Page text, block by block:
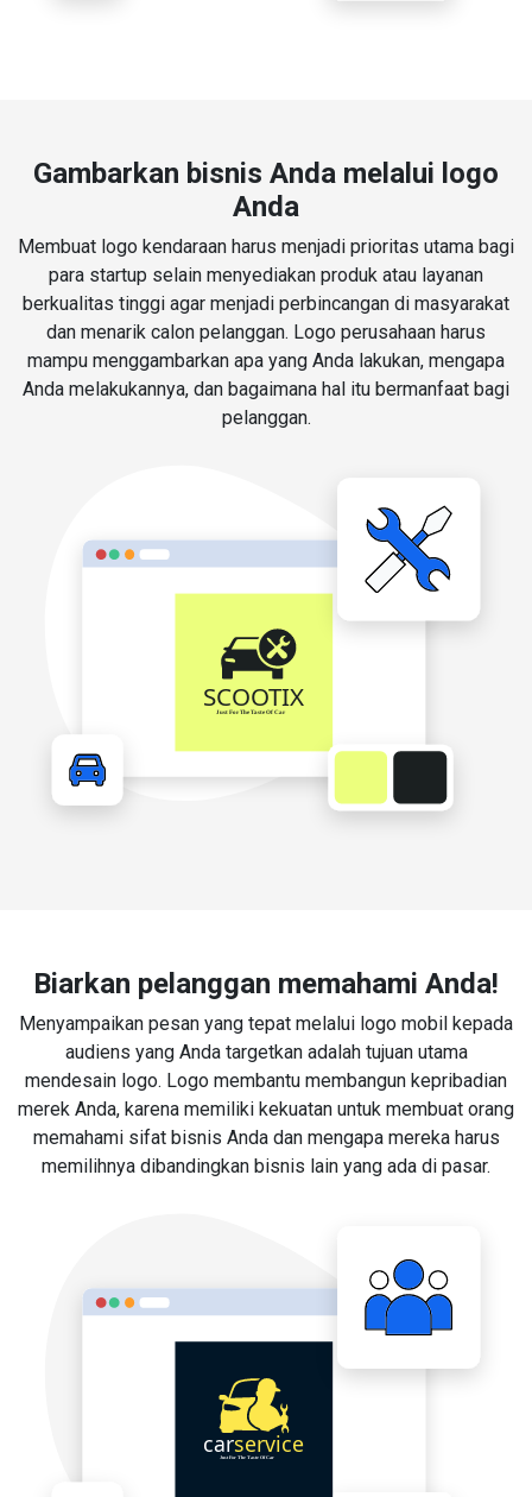
Gambarkan bisnis Anda melalui logo
Anda
Membuat logo kendaraan harus menjadi prioritas utama bagi
para startup selain menyediakan produk atau layanan
berkualitas tinggi agar menjadi perbincangan di masyarakat
dan menarik calon pelanggan. Logo perusahaan harus
mampu menggambarkan apa yang Anda lakukan, mengapa
Anda melakukannya, dan bagaimana hal itu bermanfaat bagi
pelanggan.
Biarkan pelanggan memahami Anda!
Menyampaikan pesan yang tepat melalui logo mobil kepada
audiens yang Anda targetkan adalah tujuan utama
mendesain logo. Logo membantu membangun kepribadian
merek Anda, karena memiliki kekuatan untuk membuat orang
memahami sifat bisnis Anda dan mengapa mereka harus
memilihnya dibandingkan bisnis lain yang ada di pasar.